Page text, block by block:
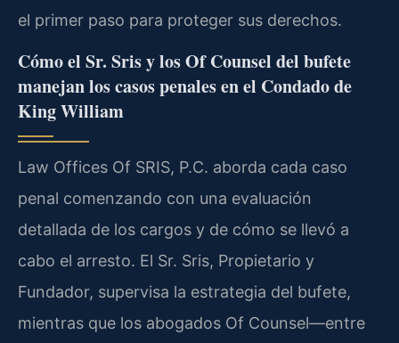
el primer paso para proteger sus derechos.
Cómo el Sr. Sris y los Of Counsel del bufete
manejan los casos penales en el Condado de
King William
Law Offices Of SRIS, P.C. aborda cada caso
penal comenzando con una evaluación
detallada de los cargos y de cómo se llevó a
cabo el arresto. El Sr. Sris, Propietario y
Fundador, supervisa la estrategia del bufete,
mientras que los abogados Of Counsel—entre